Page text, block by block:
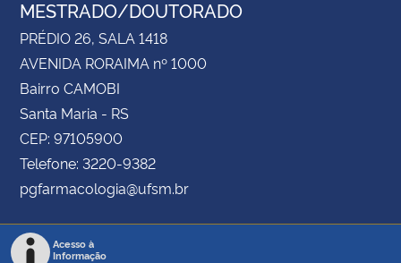
MESTRADO/DOUTORADO
PRÉDIO 26, SALA 1418
AVENIDA RORAIMA nº 1000
Bairro CAMOBI
Santa Maria - RS
CEP: 97105900
Telefone: 3220-9382
pgfarmacologia@ufsm.br
Acesso à
Informação